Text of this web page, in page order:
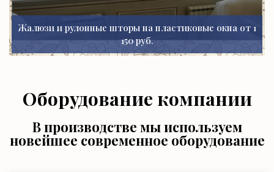
Жалюзи и рулонные шторы на пластиковые окна от 1
150 руб.
Оборудование компании
В производстве мы используем
новейшее современное оборудование